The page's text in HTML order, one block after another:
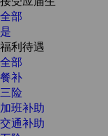
全部
是
福利待遇
全部
餐补
三险
加班补助
交通补助